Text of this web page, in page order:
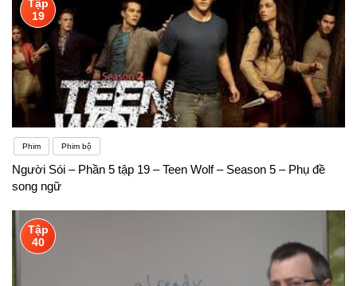
Tập
19
Phim Phim bộ
Người Sói – Phần 5 tập 19 – Teen Wolf – Season 5 – Phụ đề
song ngữ
Tập
40